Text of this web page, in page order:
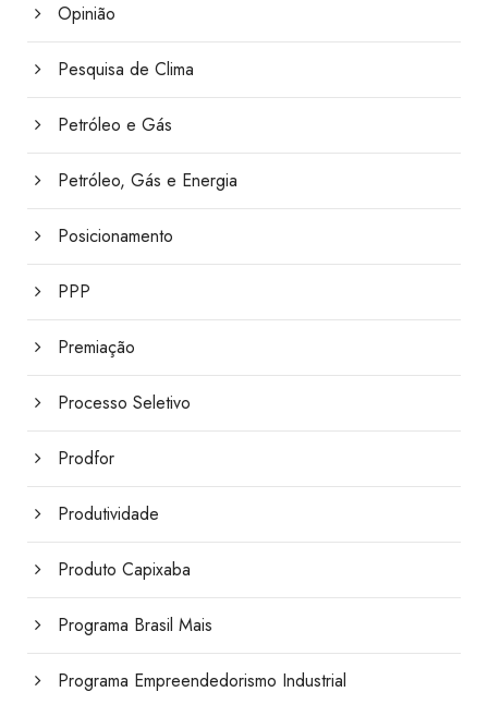
Opinião
Pesquisa de Clima
Petróleo e Gás
Petróleo, Gás e Energia
Posicionamento
PPP
Premiação
Processo Seletivo
Prodfor
Produtividade
Produto Capixaba
Programa Brasil Mais
Programa Empreendedorismo Industrial